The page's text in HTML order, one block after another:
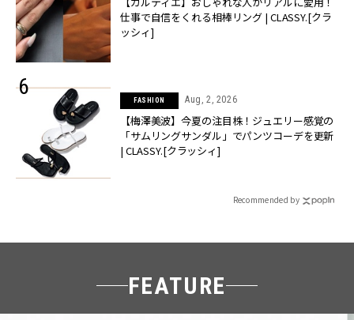
仕事で自信をくれる相棒リング | CLASSY.[クラ
ッシィ]
FASHION Aug, 2, 2026
【梅澤美波】今夏の注目株！ジュエリー感覚の
「サムリングサンダル」でパンツコーデを更新
| CLASSY.[クラッシィ]
Recommended by
FEATURE